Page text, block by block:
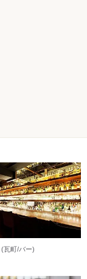
(瓦町/バー)